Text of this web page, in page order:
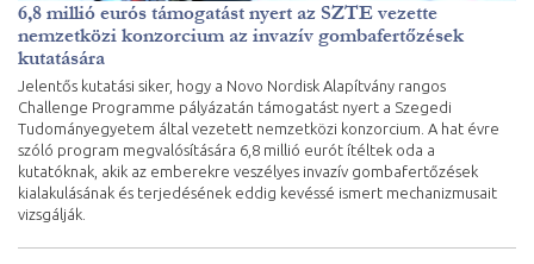
6,8 millió eurós támogatást nyert az SZTE vezette
nemzetközi konzorcium az invazív gombafertőzések
kutatására
Jelentős kutatási siker, hogy a Novo Nordisk Alapítvány rangos
Challenge Programme pályázatán támogatást nyert a Szegedi
Tudományegyetem által vezetett nemzetközi konzorcium. A hat évre
szóló program megvalósítására 6,8 millió eurót ítéltek oda a
kutatóknak, akik az emberekre veszélyes invazív gombafertőzések
kialakulásának és terjedésének eddig kevéssé ismert mechanizmusait
vizsgálják.